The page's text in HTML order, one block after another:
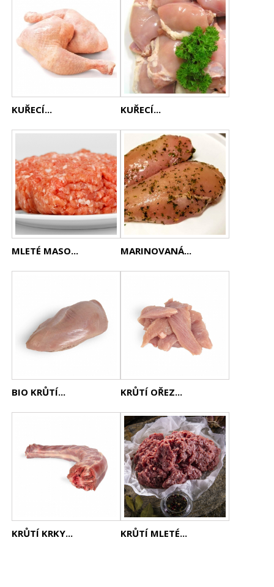
KUŘECÍ... KUŘECÍ...
MLETÉ MASO... MARINOVANÁ...
BIO KRŮTÍ... KRŮTÍ OŘEZ...
KRŮTÍ KRKY... KRŮTÍ MLETÉ...